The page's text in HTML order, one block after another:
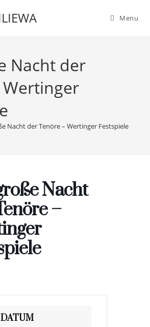
Menu
Nacht der
Nacht der Tenöre – Wertinger Festspiele
Nacht
–
DATUM